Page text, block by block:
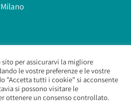
per assicurarvi la migliore
le vostre preferenze e le vostre
"Accetta tutti i cookie" si acconsente
si possono visitare le
ottenere un consenso controllato.